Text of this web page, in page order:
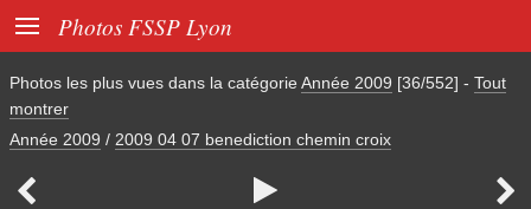
 Photos FSSP Lyon
Photos les plus vues dans la catégorie Année 2009 [36/552] - Tout
montrer
Année 2009 / 2009 04 07 benediction chemin croix
  